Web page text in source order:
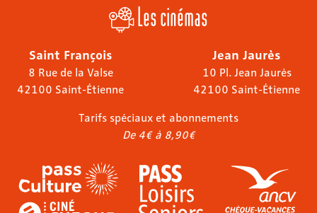
Les cinémas
Saint François
8 Rue de la Valse
42100 Saint-Étienne
Jean Jaurès
10 Pl. Jean Jaurès
42100 Saint-Étienne
Tarifs spéciaux et abonnements
De 4€ à 8,90€